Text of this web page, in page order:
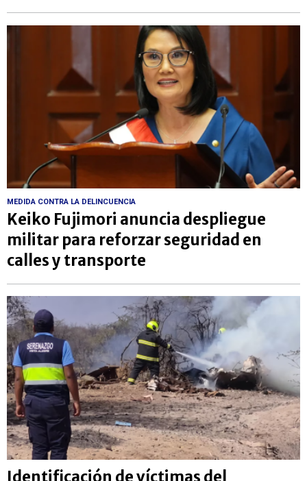
MEDIDA CONTRA LA DELINCUENCIA
Keiko Fujimori anuncia despliegue
militar para reforzar seguridad en
calles y transporte
Identificación de víctimas del